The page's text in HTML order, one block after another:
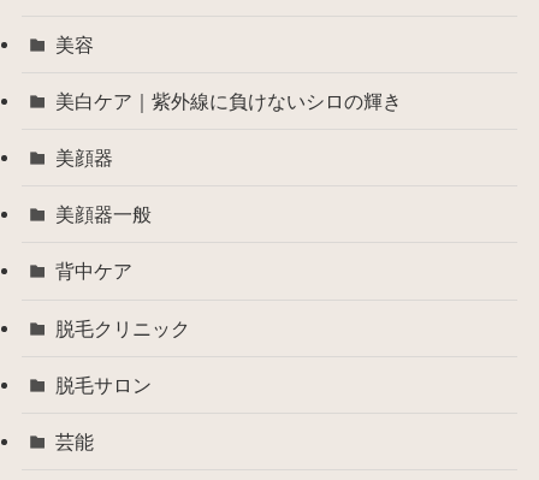
美容
美白ケア｜紫外線に負けないシロの輝き
美顔器
美顔器一般
背中ケア
脱毛クリニック
脱毛サロン
芸能